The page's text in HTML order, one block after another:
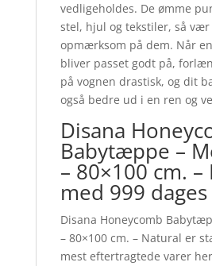
vedligeholdes. De ømme
stel, hjul og tekstiler, så vær
opmærksom på dem. Når
bliver passet godt på,
på vognen drastisk, og dit
også bedre ud i en ren og
Disana
Babytæppe –
– 80×100 cm.
med 999
Disana Honeycomb
– 80×100 cm. – Natural er
mest eftertragtede varer